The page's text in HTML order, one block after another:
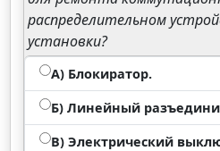
распределительном
установки?
А) Блокиратор.
Б) Линейный
В) Электрический